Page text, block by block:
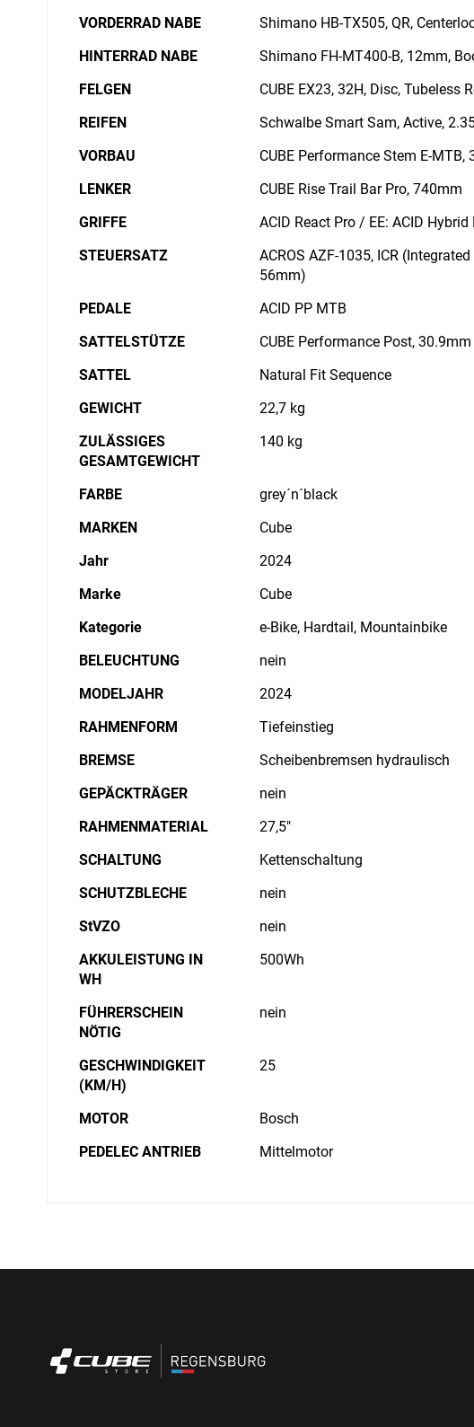
VORDERRAD NABE
Shimano HB-TX505, QR,
HINTERRAD NABE
Shimano FH-MT400-B, 12mm,
FELGEN
CUBE EX23, 32H, Disc, Tubeless
REIFEN
Schwalbe Smart Sam, Active,
VORBAU
CUBE Performance Stem E-MTB,
LENKER
CUBE Rise Trail Bar Pro, 740mm
GRIFFE
ACID React Pro / EE: ACID Hybrid
STEUERSATZ
ACROS AZF-1035, ICR
56mm)
PEDALE
ACID PP MTB
SATTELSTÜTZE
CUBE Performance Post, 30.9mm
SATTEL
Natural Fit Sequence
GEWICHT
22,7 kg
ZULÄSSIGES
GESAMTGEWICHT
140 kg
FARBE
grey´n´black
MARKEN
Cube
Jahr
2024
Marke
Cube
Kategorie
e-Bike, Hardtail, Mountainbike
BELEUCHTUNG
nein
MODELJAHR
2024
RAHMENFORM
Tiefeinstieg
BREMSE
Scheibenbremsen hydraulisch
GEPÄCKTRÄGER
nein
RAHMENMATERIAL
27,5"
SCHALTUNG
Kettenschaltung
SCHUTZBLECHE
nein
StVZO
nein
AKKULEISTUNG IN
WH
500Wh
FÜHRERSCHEIN
NÖTIG
nein
GESCHWINDIGKEIT
(KM/H)
25
MOTOR
Bosch
PEDELEC ANTRIEB
Mittelmotor